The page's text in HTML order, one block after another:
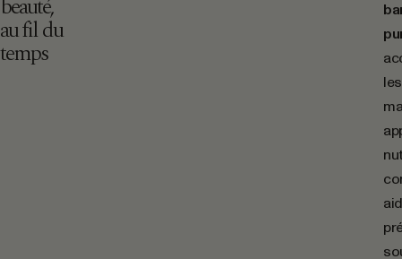
beauté,
au fil du
temps